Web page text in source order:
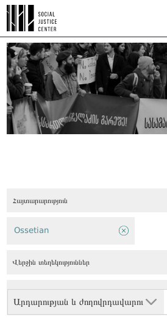
Հայտարարություն
Արդարության և ժողովրդավարու
Ossetian
Վերջին տեղեկություններ